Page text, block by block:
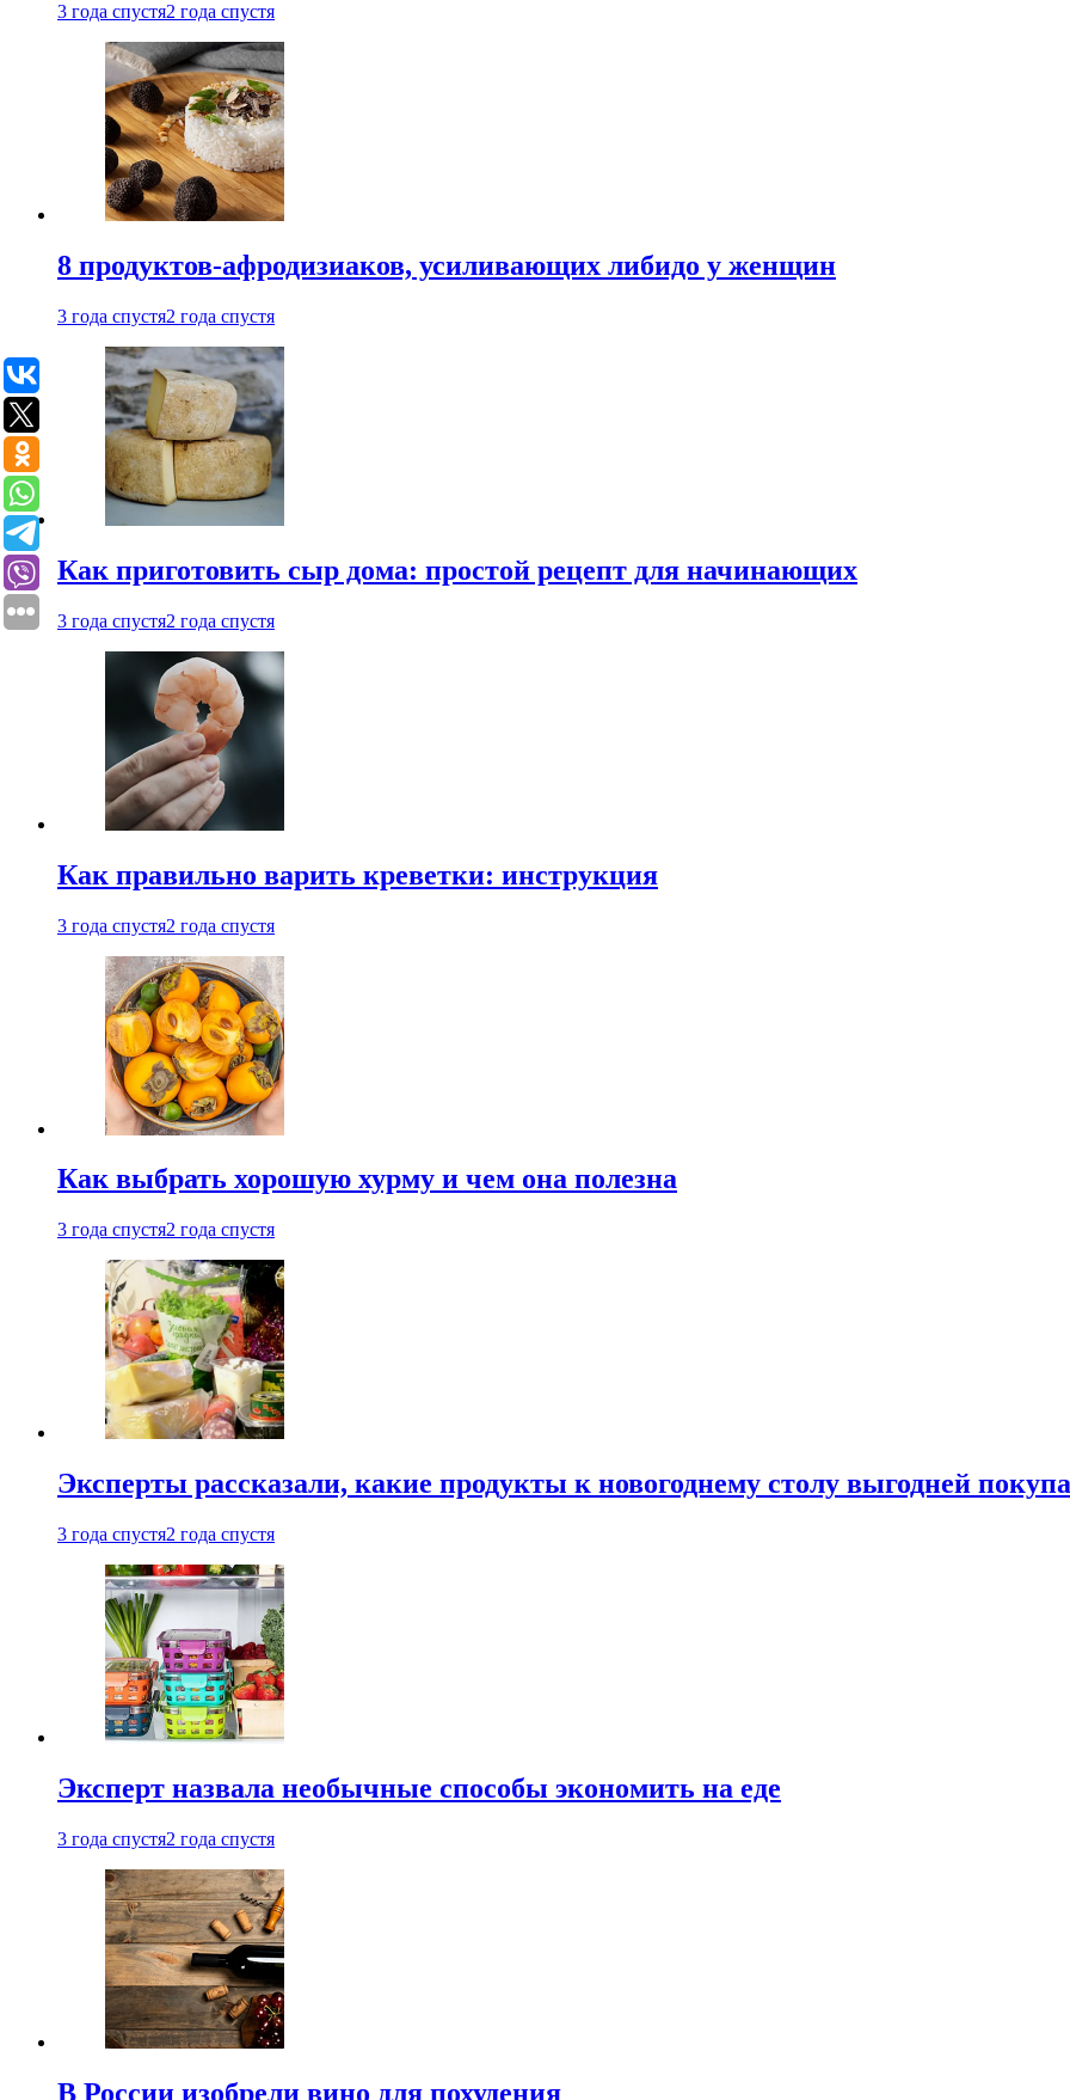
3 года спустя2 года спустя
8 продуктов-афродизиаков, усиливающих либидо у женщин
3 года спустя2 года спустя
Как приготовить сыр дома: простой рецепт для начинающих
3 года спустя2 года спустя
Как правильно варить креветки: инструкция
3 года спустя2 года спустя
Как выбрать хорошую хурму и чем она полезна
3 года спустя2 года спустя
Эксперты рассказали, какие продукты к новогоднему столу выгодней
3 года спустя2 года спустя
Эксперт назвала необычные способы экономить на еде
3 года спустя2 года спустя
В России изобрели вино для похудения